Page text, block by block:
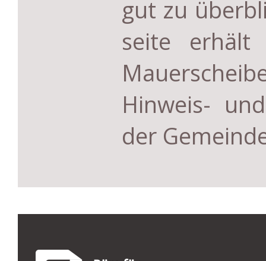
gut zu
seite erhält
Hinweis-
der